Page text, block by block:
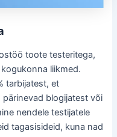
toote testeritega,
liikmed.
tarbijatest, et
blogijatest või
nendele testijatele
tagasisideid, kuna nad